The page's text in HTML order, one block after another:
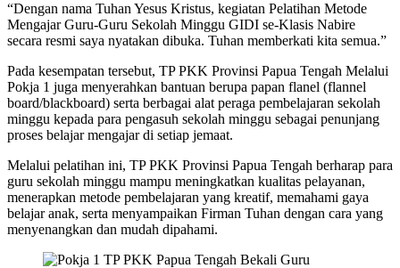
“Dengan nama Tuhan Yesus Kristus, kegiatan Pelatihan Metode
Mengajar Guru-Guru Sekolah Minggu GIDI se-Klasis Nabire
secara resmi saya nyatakan dibuka. Tuhan memberkati kita semua.”
Pada kesempatan tersebut, TP PKK Provinsi Papua Tengah Melalui
Pokja 1 juga menyerahkan bantuan berupa papan flanel (flannel
board/blackboard) serta berbagai alat peraga pembelajaran sekolah
minggu kepada para pengasuh sekolah minggu sebagai penunjang
proses belajar mengajar di setiap jemaat.
Melalui pelatihan ini, TP PKK Provinsi Papua Tengah berharap para
guru sekolah minggu mampu meningkatkan kualitas pelayanan,
menerapkan metode pembelajaran yang kreatif, memahami gaya
belajar anak, serta menyampaikan Firman Tuhan dengan cara yang
menyenangkan dan mudah dipahami.